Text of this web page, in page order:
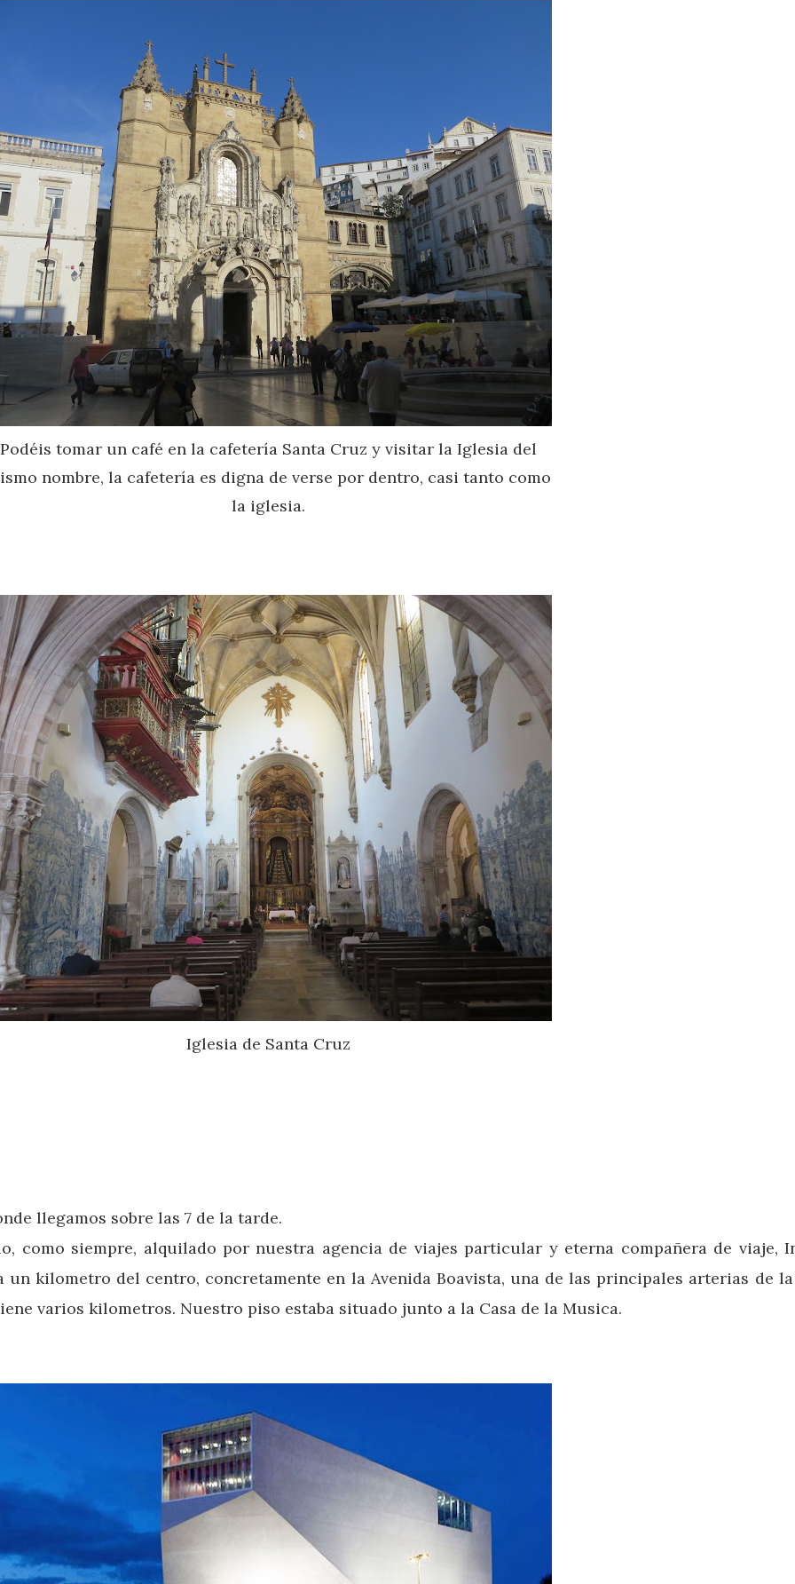
Podéis tomar un café en la cafetería Santa Cruz y visitar la Iglesia del
nombre, la cafetería es digna de verse por dentro, casi tanto como
la iglesia.
Iglesia de Santa Cruz
llegamos sobre las 7 de la tarde.
como siempre, alquilado por nuestra agencia de viajes particular y eterna compañera de viaje,
kilometro del centro, concretamente en la Avenida Boavista, una de las principales arterias de
varios kilometros. Nuestro piso estaba situado junto a la Casa de la Musica.